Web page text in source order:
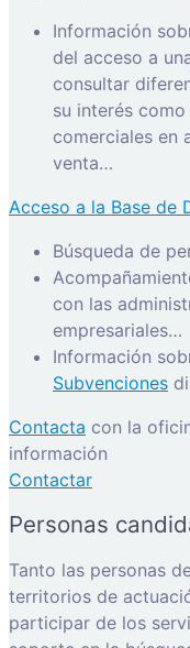
Información
del acceso a
consultar
su interés
comerciales en
venta…
Acceso a la Base de
Búsqueda de
con las
empresariales…
Información
Subvenciones
Contacta con la
información
Contactar
Personas
Tanto las personas
territorios de
participar de los